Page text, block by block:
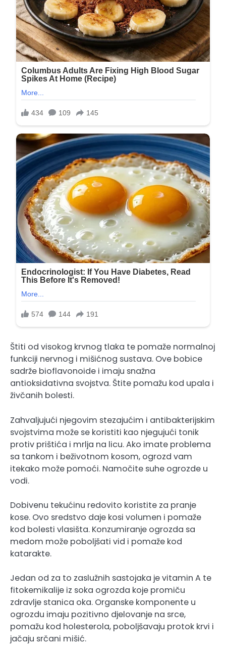
Štiti od visokog krvnog tlaka te pomaže normalnoj
funkciji nervnog i mišićnog sustava. Ove bobice
sadrže bioflavonoide i imaju snažna
antioksidativna svojstva. Štite pomažu kod upala i
živčanih bolesti.
Zahvaljujući njegovim stezajućim i antibakterijskim
svojstvima može se koristiti kao njegujući tonik
protiv prištića i mrlja na licu. Ako imate problema
sa tankom i beživotnom kosom, ogrozd vam
itekako može pomoći. Namočite suhe ogrozde u
vodi.
Dobivenu tekućinu redovito koristite za pranje
kose. Ovo sredstvo daje kosi volumen i pomaže
kod bolesti vlasišta. Konzumiranje ogrozda sa
medom može poboljšati vid i pomaže kod
katarakte.
Jedan od za to zaslužnih sastojaka je vitamin A te
fitokemikalije iz soka ogrozda koje promiču
zdravlje stanica oka. Organske komponente u
ogrozdu imaju pozitivno djelovanje na srce,
pomažu kod holesterola, poboljšavaju protok krvi i
jačaju srčani mišić.